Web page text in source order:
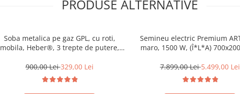
PRODUSE ALTERNATIVE
Soba metalica pe gaz GPL, cu roti,
mobila, Heber®, 3 trepte de putere,
900,00 Lei329,00 Lei
Semineu electric Premium
maro, 1500 W, (Î*L*A)
7.899,00 Lei5.499,00 Lei